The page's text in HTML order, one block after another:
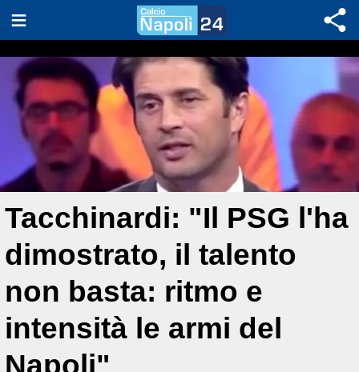
Tacchinardi: "Il PSG l'ha
dimostrato, il talento
non basta: ritmo e
intensità le armi del
Napoli"